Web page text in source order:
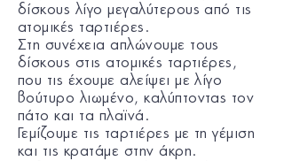
δίσκους λίγο μεγαλύτερους από τις
ατομικές ταρτιέρες.
Στη συνέχεια απλώνουμε τους
δίσκους στις ατομικές ταρτιέρες,
που τις έχουμε αλείψει με λίγο
βούτυρο λιωμένο, καλύπτοντας τον
πάτο και τα πλαϊνά.
Γεμίζουμε τις ταρτιέρες με τη γέμιση
και τις κρατάμε στην άκρη.